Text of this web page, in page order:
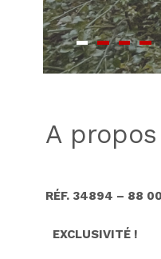
a
RÉF. 34894 – 88
EXCLUSIVITÉ !